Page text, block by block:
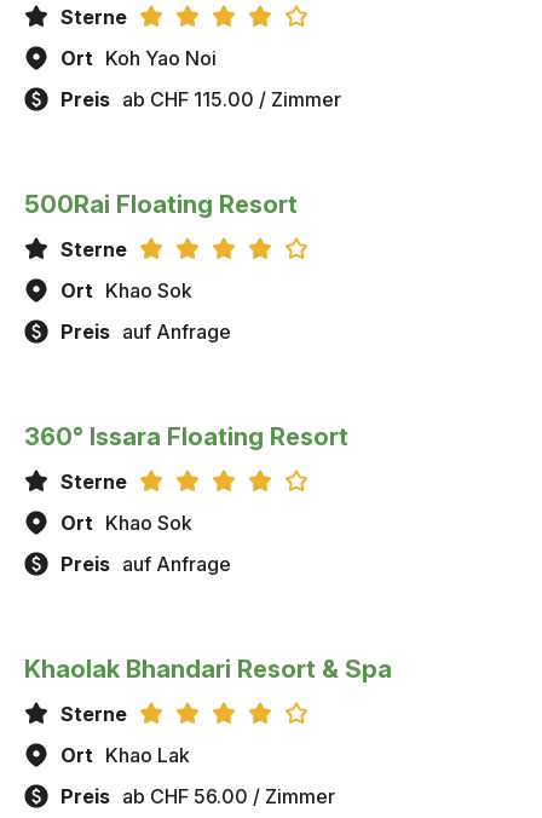
Sterne
Ort Koh Yao Noi
Preis ab CHF 115.00 / Zimmer
500Rai Floating Resort
Sterne
Ort Khao Sok
Preis auf Anfrage
360° Issara Floating Resort
Sterne
Ort Khao Sok
Preis auf Anfrage
Khaolak Bhandari Resort & Spa
Sterne
Ort Khao Lak
Preis ab CHF 56.00 / Zimmer